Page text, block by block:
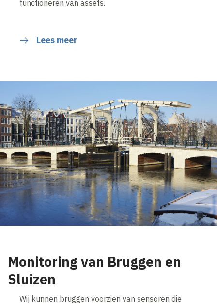
functioneren van assets.
Lees meer
Monitoring van Bruggen en
Sluizen
Wij kunnen bruggen voorzien van sensoren die